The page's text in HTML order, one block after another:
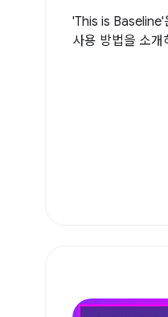
'This is Baseline'
사용 방법을 소